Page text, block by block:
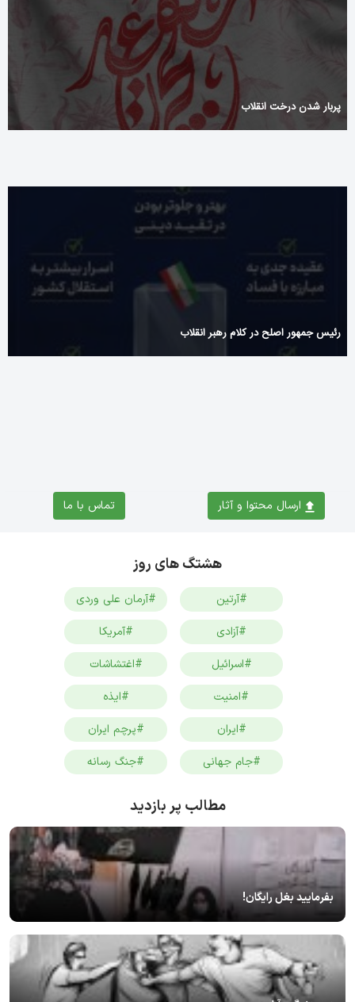
پربار شدن درخت انقلاب
رئیس جمهور اصلح در کلام رهبر انقلاب
ارسال محتوا و آثار تماس با ما
هشتگ های روز
#آرتین
#آرمان علی وردی
#آزادی
#آمریکا
#اسرائیل
#اغتشاشات
#امنیت
#ایذه
#ایران
#پرچم ایران
#جام جهانی
#جنگ رسانه
مطالب پر بازدید
بفرمایید بغل رایگان!